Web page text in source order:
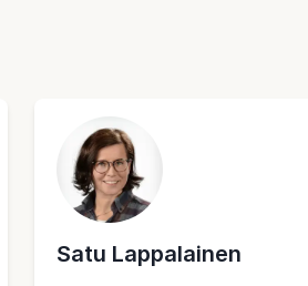
Satu Lappalainen